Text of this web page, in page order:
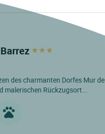
des charmanten Dorfes Mur de
malerischen Rückzugsort...